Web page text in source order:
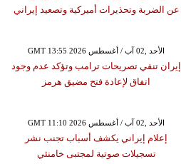
عن الضربة وتحذيرات أميركية وتصعيد إيراني
GMT 13:55 2026 الأحد ,02 آب / أغسطس
إيران تنفي تصريحات ترامب وتؤكد عدم وجود
اتفاق لإعادة فتح مضيق هرمز
GMT 11:10 2026 الأحد ,02 آب / أغسطس
إعلام إيراني يكشف أسباب تجنب نشر
تسجيلات صوتية لمجتبى خامنئي